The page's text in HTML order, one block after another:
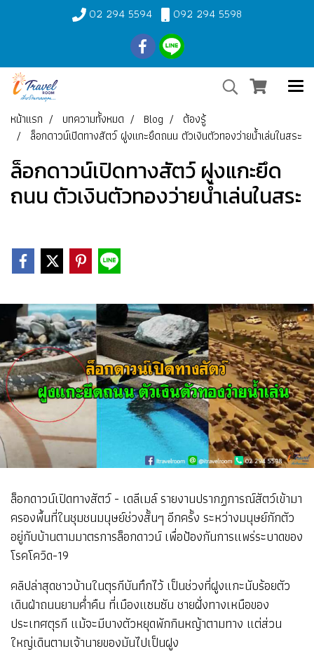
02 294 5594 092 294 5598
หน้าแรก บทความทั้งหมด Blog
ต้องรู้
ล็อกดาวน์เปิดทางสัตว์ ฝูงแกะยึดถนน ตัวเงินตัวทองว่ายน้ำเล่นในสระ
ล็อกดาวน์เปิดทางสัตว์ ฝูงแกะยึด
ถนน ตัวเงินตัวทองว่ายน้ำเล่นในสระ
ล็อกดาวน์เปิดทางสัตว์ - เดลีเมล์ รายงานปรากฏการณ์สัตว์เข้ามา
ครองพื้นที่ในชุมชนมนุษย์ช่วงสั้นๆ อีกครั้ง ระหว่างมนุษย์กักตัว
อยู่กับบ้านตามมาตรการล็อกดาวน์ เพื่อป้องกันการแพร่ระบาดของ
โรคโควิด-19
คลิปล่าสุดชาวบ้านในตุรกีบันทึกไว้ เป็นช่วงที่ฝูงแกะนับร้อยตัว
เดินฝ่าถนนยามค่ำคืน ที่เมืองแซมซัน ชายฝั่งทางเหนือของ
ประเทศตุรกี แม้จะมีบางตัวหยุดพักกินหญ้าตามทาง แต่ส่วน
ใหญ่เดินตามเจ้านายของมันไปเป็นฝูง